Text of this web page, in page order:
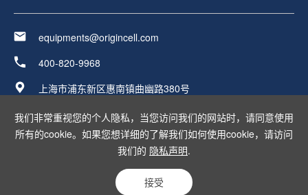
我们非常重视您的个人隐私，当您访问我们的网站时，请同意使用
所有的cookie。如果您想详细的了解我们如何使用cookie，请访问
我们的 隐私声明.
接受
equipments@origincell.com
400-820-9968
上海市浦东新区惠南镇曲幽路380号
友情链接：
沪公网安备 31011502020028号
Powered by Yongsy